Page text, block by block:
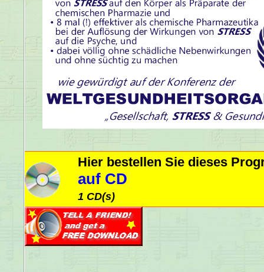
Hier bestellen Sie dieses
auf CD
1 CD(s)